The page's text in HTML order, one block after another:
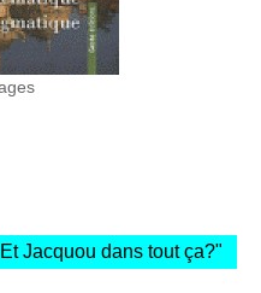
Et Jacquou dans tout ça?"